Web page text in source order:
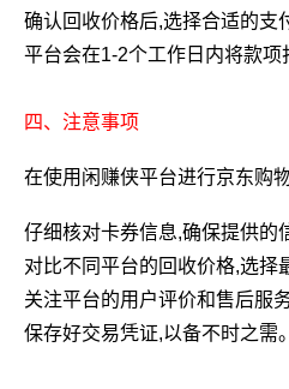
确认回收价格后,选择合适的支
平台会在1-2个工作日内将款项
四、注意事项
在使用闲赚侠平台进行京东购
仔细核对卡券信息,确保提供的
对比不同平台的回收价格,选择
关注平台的用户评价和售后服
保存好交易凭证,以备不时之需。